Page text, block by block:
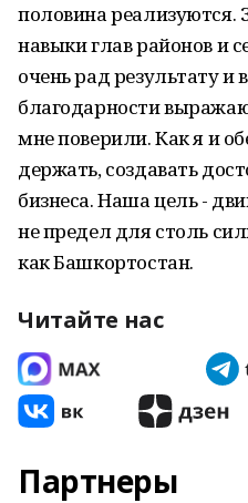
половина реализуются.
навыки глав районов и
очень рад результату и
благодарности
мне поверили. Как я и
держать, создавать
бизнеса. Наша цель -
не предел для столь
как Башкортостан.
Читайте нас
Партнеры